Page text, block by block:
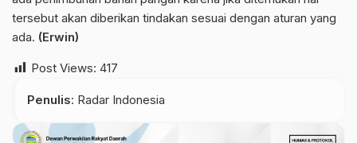
tersebut akan diberikan tindakan sesuai dengan aturan yang
ada. (Erwin)
Post Views: 417
Penulis: Radar Indonesia